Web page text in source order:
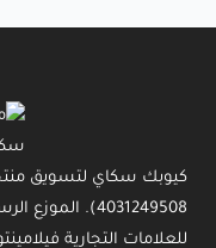
كيوبك سكاي لتسويق
4031249508).
للعلامات التجارية